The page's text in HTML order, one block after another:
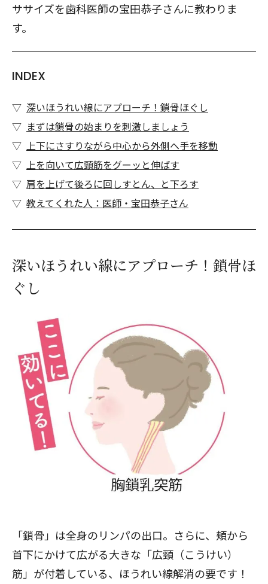
ササイズを歯科医師の宝田恭子さんに教わりま
す。
INDEX
深いほうれい線にアプローチ！鎖骨ほぐし
まずは鎖骨の始まりを刺激しましょう
上下にさすりながら中心から外側へ手を移動
上を向いて広頸筋をグーッと伸ばす
肩を上げて後ろに回しすとん、と下ろす
教えてくれた人：医師・宝田恭子さん
深いほうれい線にアプローチ！鎖骨ほ
ぐし
「鎖骨」は全身のリンパの出口。さらに、頬から
首下にかけて広がる大きな「広頸（こうけい）
筋」が付着している、ほうれい線解消の要です！